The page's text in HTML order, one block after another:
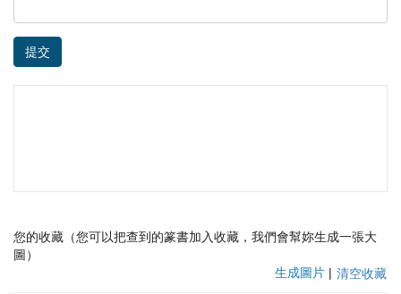
提交
您的收藏（您可以把查到的篆書加入收藏，我們會幫妳生成一張大
圖）
生成圖片 | 清空收藏